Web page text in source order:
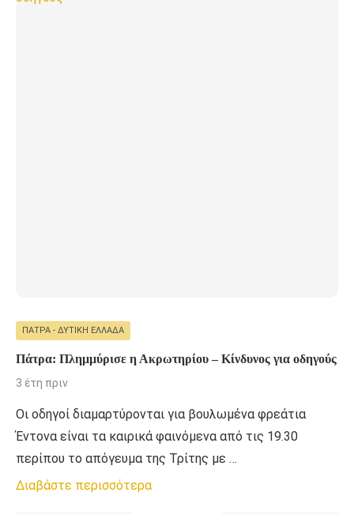
ΠΆΤΡΑ - ΔΥΤΙΚΉ ΕΛΛΆΔΑ
Πάτρα: Πλημμύρισε η Ακρωτηρίου – Κίνδυνος για οδηγούς
3 έτη πριν
Οι οδηγοί διαμαρτύρονται για βουλωμένα φρεάτια
Έντονα είναι τα καιρικά φαινόμενα από τις 19.30
περίπου το απόγευμα της Τρίτης με …
Διαβάστε περισσότερα